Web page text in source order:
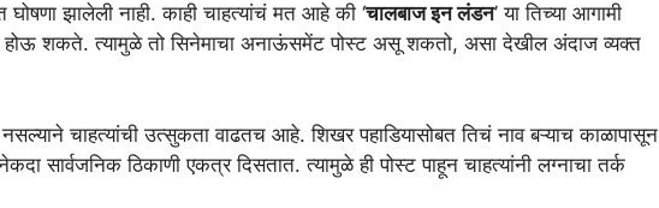
घोषणा झालेली नाही. काही चाहत्यांचं मत आहे की ‘चालबाज इन लंडन’ या तिच्या आगामी
होऊ शकते. त्यामुळे तो सिनेमाचा अनाऊंसमेंट पोस्ट असू शकतो, असा देखील अंदाज व्यक्त
चाहत्यांची उत्सुकता वाढतच आहे. शिखर पहाडियासोबत तिचं नाव बऱ्याच काळापासून
सार्वजनिक ठिकाणी एकत्र दिसतात. त्यामुळे ही पोस्ट पाहून चाहत्यांनी लग्नाचा तर्क